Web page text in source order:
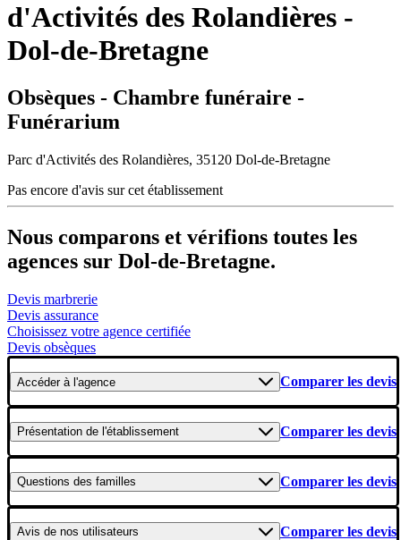
d'Activités des Rolandières -
Dol-de-Bretagne
Obsèques - Chambre funéraire -
Funérarium
Parc d'Activités des Rolandières, 35120 Dol-de-Bretagne
Pas encore d'avis sur cet établissement
Nous comparons et vérifions toutes les
agences sur Dol-de-Bretagne.
Devis marbrerie
Devis assurance
Choisissez votre agence certifiée
Devis obsèques
Accéderà l'agence Comparer les devis
Présentation de l'établissement Comparer les devis
Questions des familles Comparer les devis
Avis de nos utilisateurs Comparer les devis